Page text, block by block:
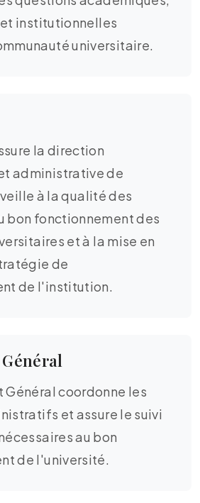
institutionnelles
universitaire.
la direction
administrative de
à la qualité des
bon fonctionnement des
et à la mise en
de
de l'institution.
Général coordonne les
et assure le suivi
au bon
de l'université.